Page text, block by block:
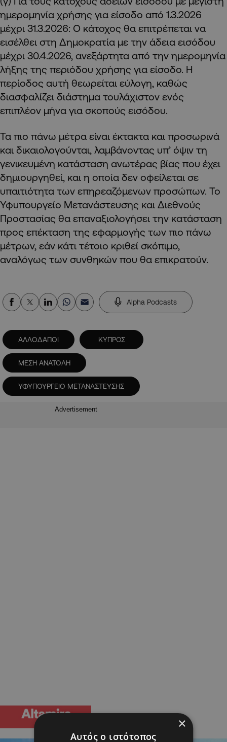
ημερομηνία χρήσης για είσοδο από 1.3.2026
μέχρι 31.3.2026: Ο κάτοχος θα επιτρέπεται να
εισέλθει στη Δημοκρατία με την άδεια εισόδου
μέχρι 30.4.2026, ανεξάρτητα από την ημερομηνία
λήξης της περιόδου χρήσης για είσοδο. Η
περίοδος αυτή θεωρείται εύλογη, καθώς
διασφαλίζει διάστημα τουλάχιστον ενός
επιπλέον μήνα για σκοπούς εισόδου.
Τα πιο πάνω μέτρα είναι έκτακτα και προσωρινά
και δικαιολογούνται, λαμβάνοντας υπ’ όψιν τη
γενικευμένη κατάσταση ανωτέρας βίας που έχει
δημιουργηθεί, και η οποία δεν οφείλεται σε
υπαιτιότητα των επηρεαζόμενων προσώπων. Το
Υφυπουργείο Μετανάστευσης και Διεθνούς
Προστασίας θα επαναξιολογήσει την κατάσταση
προς επέκταση της εφαρμογής των πιο πάνω
μέτρων, εάν κάτι τέτοιο κριθεί σκόπιμο,
αναλόγως των συνθηκών που θα επικρατούν.
Alpha Podcasts
ΑΛΛΟΔΑΠΟΙ ΚΥΠΡΟΣ
ΜΕΣΗ ΑΝΑΤΟΛΗ
ΥΦΥΠΟΥΡΓΕΙΟ ΜΕΤΑΝΑΣΤΕΥΣΗΣ
Advertisement
×
Αυτός ο ιστότοπος